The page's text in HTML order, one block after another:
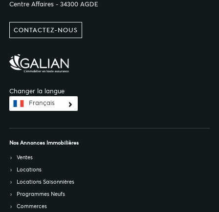
Centre Affaires - 34300 AGDE
CONTACTEZ-NOUS
Changer la langue
Français
Nos Annonces Immobilières
Ventes
Locations
Locations Saisonnières
Programmes Neufs
Commerces